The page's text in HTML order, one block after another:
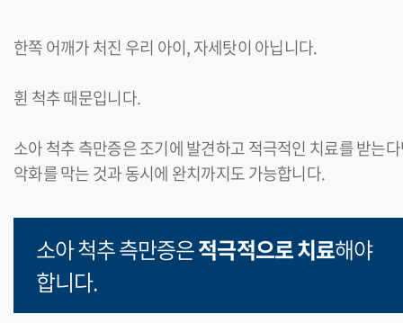
한쪽 어깨가 처진 우리 아이, 자세탓이 아닙니다.
휜 척추 때문입니다.
소아 척추 측만증은 조기에 발견하고 적극적인 치료를 받는
악화를 막는 것과 동시에 완치까지도 가능합니다.
소아 척추 측만증은적극적으로 치료해야
합니다.